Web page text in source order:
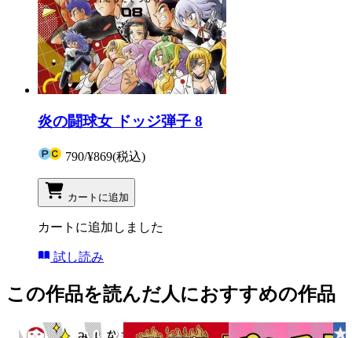
炎の闘球女 ドッジ弾子 8
790/¥869(税込)
カートに追加
カートに追加しました
試し読み
この作品を読んだ人におすすめの作品